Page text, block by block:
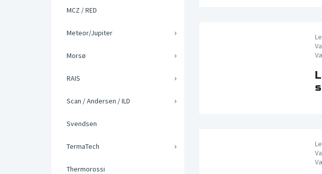
MCZ / RED
Meteor/Jupiter
Morsø
RAIS
Scan / Andersen / ILD
Svendsen
TermaTech
Thermorossi